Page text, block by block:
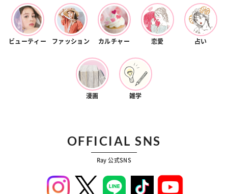
ビューティー ファッション カルチャー 恋愛 占い
漫画 雑学
OFFICIAL SNS
Ray 公式SNS